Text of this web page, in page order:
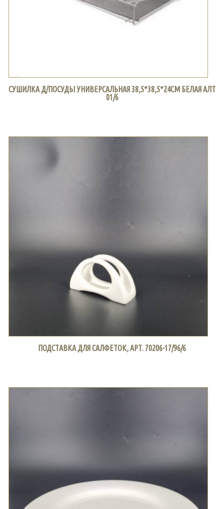
СУШИЛКА Д/ПОСУДЫ УНИВЕРСАЛЬНАЯ 38,5*38,5*24СМ БЕЛАЯ АЛТ
01/6
ПОДСТАВКА ДЛЯ САЛФЕТОК, АРТ. 70206-17/96/6